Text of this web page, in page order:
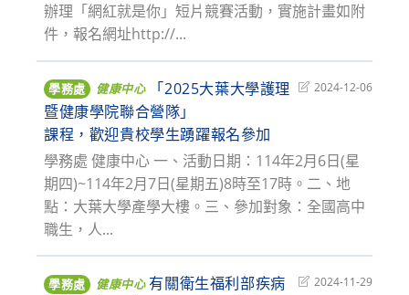
辦理「網紅就是你」短片競賽活動，實施計畫如附
件，報名網址http://...
學務處 健康中心
「2025大葉大學護理
暨健康學院聯合營隊」
課程，歡迎貴校學生踴躍報名參加
Post2024-12-06
學務處 健康中心 一、活動日期：114年2月6日(星
期四)~114年2月7日(星期五)8時至17時。二、地
點：大葉大學產學大樓。三、參加對象：全國高中
職生，人...
學務處 健康中心 有關衛生福利部疾病
Post2024-11-29